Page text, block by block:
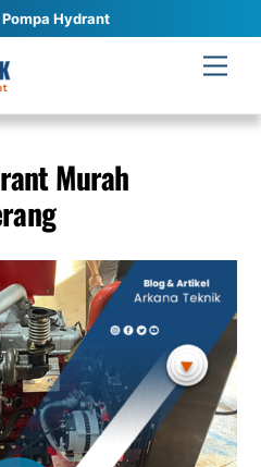
Hydrant
Murah